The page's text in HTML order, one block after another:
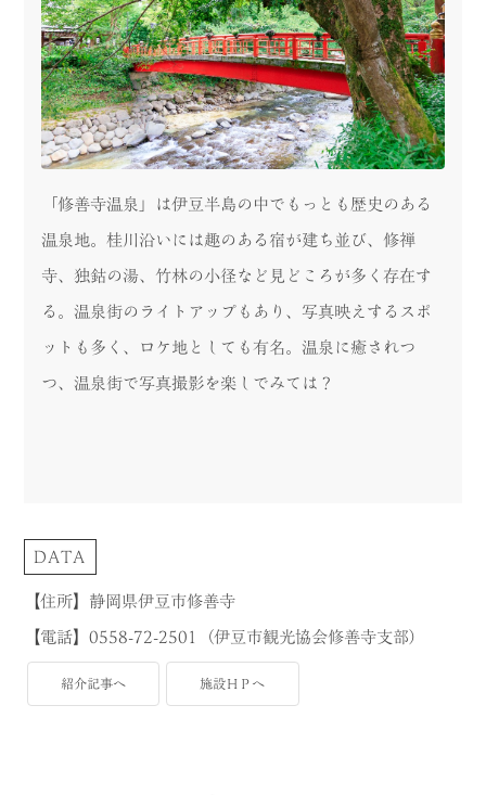
「修善寺温泉」は伊豆半島の中でもっとも歴史のある
温泉地。桂川沿いには趣のある宿が建ち並び、修禅
寺、独鈷の湯、竹林の小径など見どころが多く存在す
る。温泉街のライトアップもあり、写真映えするスポ
ットも多く、ロケ地としても有名。温泉に癒されつ
つ、温泉街で写真撮影を楽しでみては？
DATA
【住所】静岡県伊豆市修善寺
【電話】0558-72-2501（伊豆市観光協会修善寺支部）
紹介記事へ 施設ＨＰへ